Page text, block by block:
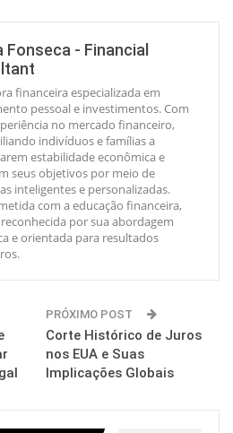
Fonseca - Financial
financeira especializada em
pessoal e investimentos. Com
no mercado financeiro,
indivíduos e famílias a
estabilidade econômica e
seus objetivos por meio de
inteligentes e personalizadas.
com a educação financeira,
por sua abordagem
e orientada para resultados
PRÓXIMO POST
Corte Histórico de Juros
nos EUA e Suas
Implicações Globais